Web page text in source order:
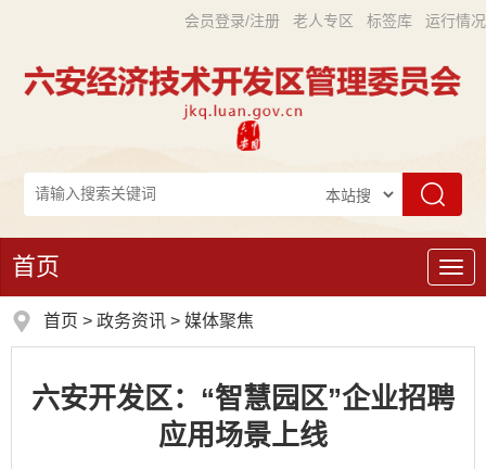
会员登录/注册 老人专区 标签库 运行情况
导
航
首页
首页 > 政务资讯 > 媒体聚焦
六安开发区：“智慧园区”企业招聘
应用场景上线